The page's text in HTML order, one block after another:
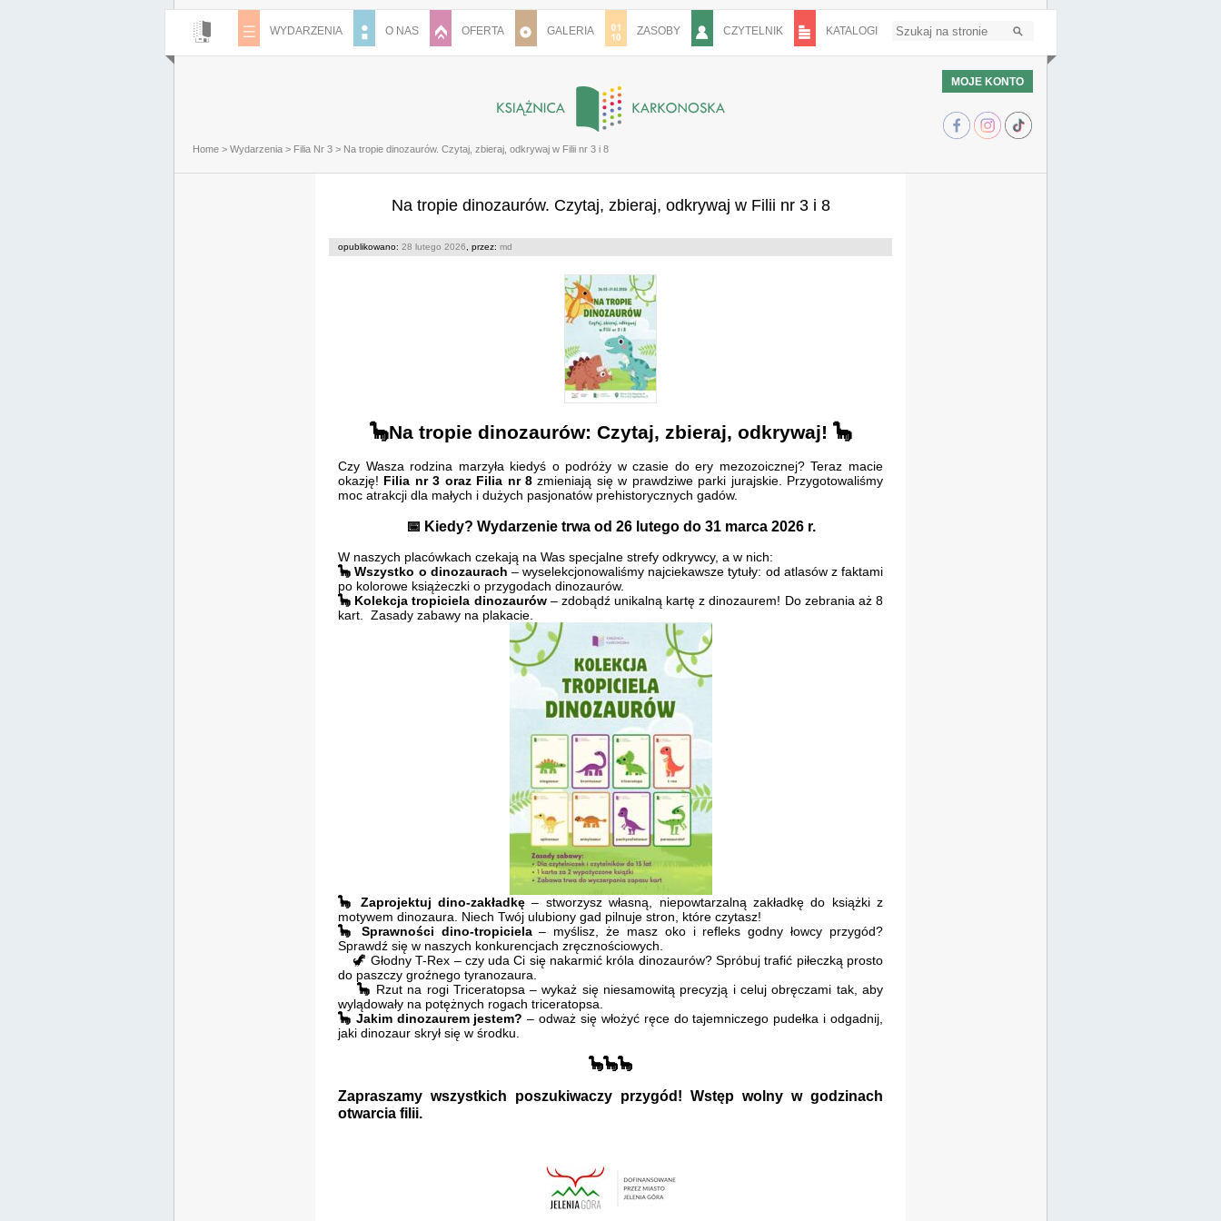
WYDARZENIA O NAS OFERTA GALERIA ZASOBY CZYTELNIK KATALOGI
MOJE KONTO
Home > Wydarzenia > Filia Nr 3 > Na tropie dinozaurów. Czytaj, zbieraj, odkrywaj w Filii nr 3 i 8
Na tropie dinozaurów. Czytaj, zbieraj, odkrywaj w Filii nr 3 i 8
opublikowano: 28 lutego 2026 , przez: md
🦕Na tropie dinozaurów: Czytaj, zbieraj, odkrywaj! 🦕
Czy Wasza rodzina marzyła kiedyś o podróży w czasie do ery mezozoicznej? Teraz macie
okazję! Filia nr 3 oraz Filia nr 8 zmieniają się w prawdziwe parki jurajskie. Przygotowaliśmy
moc atrakcji dla małych i dużych pasjonatów prehistorycznych gadów.
📅 Kiedy? Wydarzenie trwa od 26 lutego do 31 marca 2026 r.
W naszych placówkach czekają na Was specjalne strefy odkrywcy, a w nich:
🦕 Wszystko o dinozaurach – wyselekcjonowaliśmy najciekawsze tytuły: od atlasów z faktami
po kolorowe książeczki o przygodach dinozaurów.
🦕 Kolekcja tropiciela dinozaurów– zdobądź unikalną kartę z dinozaurem! Do zebrania aż 8
kart. Zasady zabawy na plakacie.
🦕 Zaprojektuj dino-zakładkę– stworzysz własną, niepowtarzalną zakładkę do książki z
motywem dinozaura. Niech Twój ulubiony gad pilnuje stron, które czytasz!
🦕 Sprawności dino-tropiciela– myślisz, że masz oko i refleks godny łowcy przygód?
Sprawdź się w naszych konkurencjach zręcznościowych.
🦖 Głodny T-Rex – czy uda Ci się nakarmić króla dinozaurów? Spróbuj trafić piłeczką prosto
do paszczy groźnego tyranozaura.
🦕 Rzut na rogi Triceratopsa – wykaż się niesamowitą precyzją i celuj obręczami tak, aby
wylądowały na potężnych rogach triceratopsa.
🦕 Jakim dinozaurem jestem? – odważ się włożyć ręce do tajemniczego pudełka i odgadnij,
jaki dinozaur skrył się w środku.
🦕🦕🦕
Zapraszamy wszystkich poszukiwaczy przygód! Wstęp wolny w godzinach
otwarcia filii.